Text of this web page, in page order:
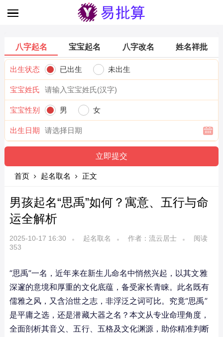
八字起名 宝宝起名 八字改名 姓名祥批
出生状态 已出生 未出生
宝宝姓氏
宝宝性别 男 女
出生日期
首页 起名取名 正文
男孩起名“思禹”如何？寓意、五行与命
运全解析
2025-10-17 16:30 起名取名 作者：流云居士
阅读
353
“思禹”一名，近年来在新生儿命名中悄然兴起，以其文雅
深邃的意境和厚重的文化底蕴，备受家长青睐。此名既有
儒雅之风，又含治世之志，非浮泛之词可比。究竟“思禹”
是平庸之选，还是潜藏大器之名？本文从专业命理角度，
全面剖析其音义、五行、五格及文化渊源，助你精准判断